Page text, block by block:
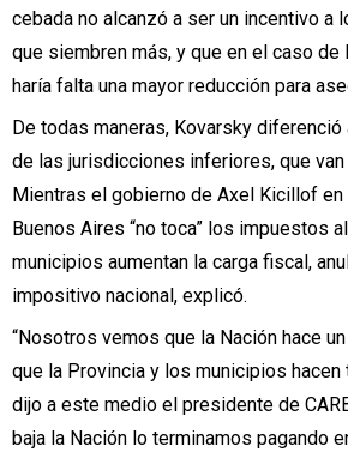
cebada no alcanzó a ser un incentivo a
que siembren más, y que en el caso de
haría falta una mayor reducción para
De todas maneras, Kovarsky diferenció
de las jurisdicciones inferiores, que
Mientras el gobierno de Axel Kicillof
Buenos Aires “no toca” los impuestos
municipios aumentan la carga fiscal,
impositivo nacional, explicó.
“Nosotros vemos que la Nación hace
que la Provincia y los municipios hacen
dijo a este medio el presidente de
baja la Nación lo terminamos pagando